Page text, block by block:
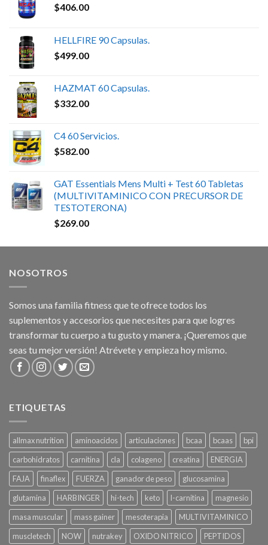
$406.00
HELLFIRE 90 Capsulas.
$499.00
HAZMAT 60 Capsulas.
$332.00
C4 60 Servicios.
$582.00
GAT Essentials Mens Multi + Test 60 Tabletas
(MULTIVITAMINICO CON PRECURSOR DE
TESTOTERONA)
$269.00
NOSOTROS
Somos una familia fitness que te ofrece todos los
suplementos y accesorios que necesites para que logres
transformar tu cuerpo a tu gusto y manera. ¡Queremos que
seas tu mejor versión! Atrévete y empieza hoy mismo.
ETIQUETAS
allmax nutrition aminoacidos articulaciones bcaa bcaas
bpi
carbohidratos
carnitina cla colageno creatina
ENERGIA
FAJA
finaflex FUERZA ganador de peso
glucosamina
glutamina
HARBINGER hi-tech keto l-carnitina
magnesio
masa muscular
mass gainer mesoterapia
MULTIVITAMINICO
muscletech
NOW nutrakey OXIDO NITRICO PEPTIDOS